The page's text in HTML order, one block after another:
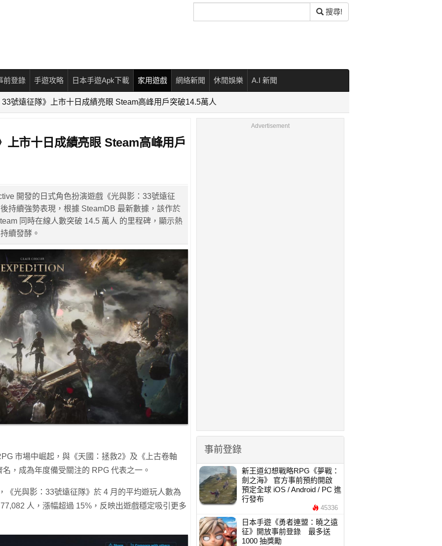
尋
搜尋!
前登錄 手遊攻略 日本手遊Apk下載 家用遊戲 網絡新聞 休閒娛樂 A.I 新聞
號遠征隊》上市十日成績亮眼 Steam高峰用戶突破14.5萬人
上市十日成績亮眼 Steam高峰用戶
開發的日式角色扮演遊戲《光與影：33號遠征
持續強勢表現，根據 SteamDB 最新數據，該作於
同時在線人數突破 14.5 萬人 的里程碑，顯示熱
續發酵。
市場中崛起，與《天國：拯救2》及《上古卷軸
，成為年度備受關注的 RPG 代表之一。
《光與影：33號遠征隊》於 4 月的平均遊玩人數為
人，漲幅超過 15%，反映出遊戲穩定吸引更多
Advertisement
事前登錄
新王道幻想戰略RPG《夢戰：
劍之海》 官方事前預約開啟
預定全球 iOS / Android / PC 進
行發布
45336
日本手遊《勇者連盟：曉之遠
征》開放事前登錄 最多送
1000 抽獎勵